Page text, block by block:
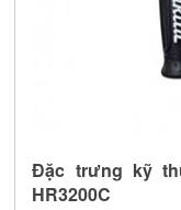
Đặc trưng kỹ
HR3200C